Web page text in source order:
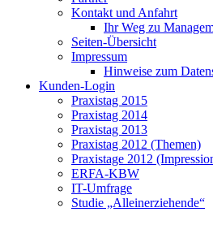
Kontakt und Anfahrt
Ihr Weg zu
Seiten-Übersicht
Impressum
Hinweise zum
Kunden-Login
Praxistag 2015
Praxistag 2014
Praxistag 2013
Praxistag 2012 (Themen)
Praxistage 2012
ERFA-KBW
IT-Umfrage
Studie „Alleinerziehende“